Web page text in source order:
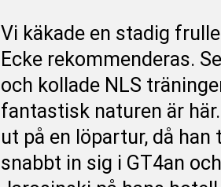
Vi käkade en stadig
Ecke rekommenderas.
och kollade NLS
fantastisk naturen är
ut på en löpartur, då
snabbt in sig i GT4an